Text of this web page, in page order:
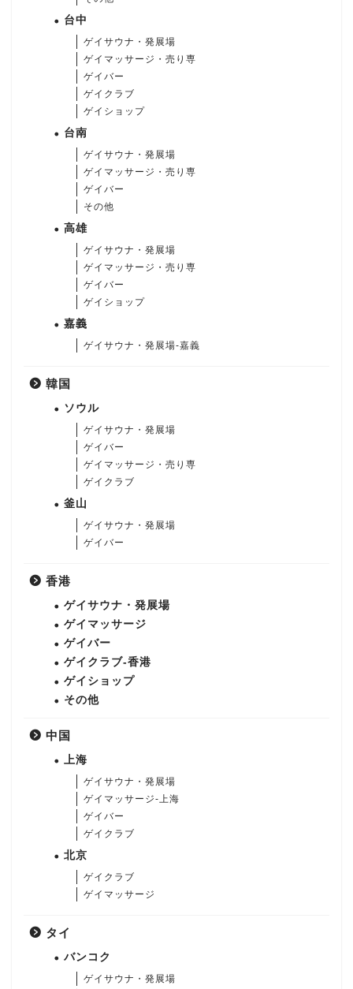
台中
ゲイサウナ・発展場
ゲイマッサージ・売り専
ゲイバー
ゲイクラブ
ゲイショップ
台南
ゲイサウナ・発展場
ゲイマッサージ・売り専
ゲイバー
その他
高雄
ゲイサウナ・発展場
ゲイマッサージ・売り専
ゲイバー
ゲイショップ
嘉義
ゲイサウナ・発展場-嘉義
韓国
ソウル
ゲイサウナ・発展場
ゲイバー
ゲイマッサージ・売り専
ゲイクラブ
釜山
ゲイサウナ・発展場
ゲイバー
香港
ゲイサウナ・発展場
ゲイマッサージ
ゲイバー
ゲイクラブ-香港
ゲイショップ
その他
中国
上海
ゲイサウナ・発展場
ゲイマッサージ-上海
ゲイバー
ゲイクラブ
北京
ゲイクラブ
ゲイマッサージ
タイ
バンコク
ゲイサウナ・発展場